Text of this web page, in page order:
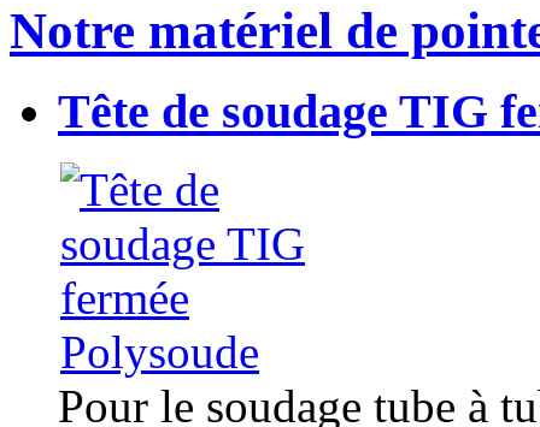
Notre matériel de
Tête de soudage TIG
Pour le soudage tube à